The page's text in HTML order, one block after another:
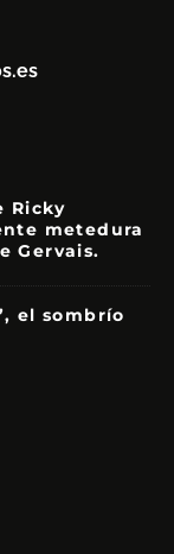
Ricky
metedura
Gervais.
el sombrío